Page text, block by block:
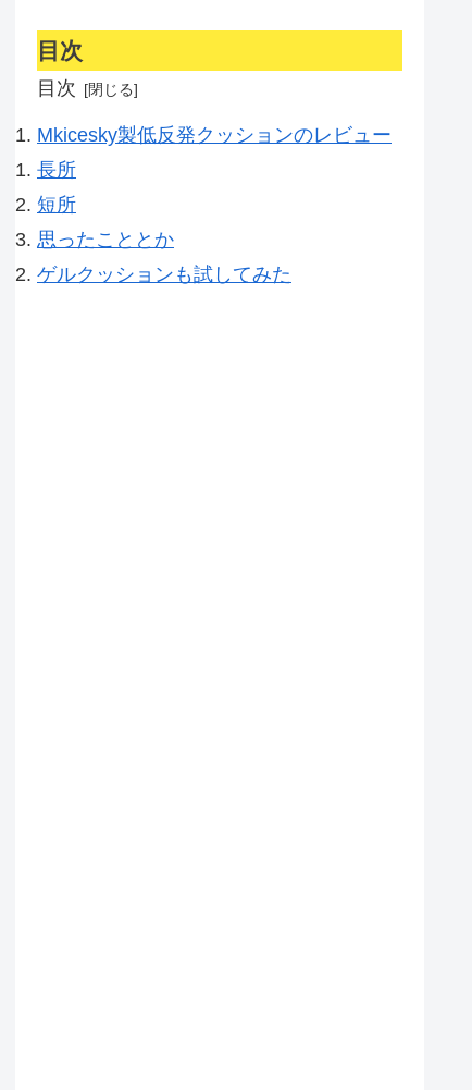
目次
目次
Mkicesky製低反発クッションのレビュー
長所
短所
思ったこととか
ゲルクッションも試してみた